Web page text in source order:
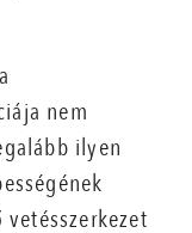
nem
ilyen